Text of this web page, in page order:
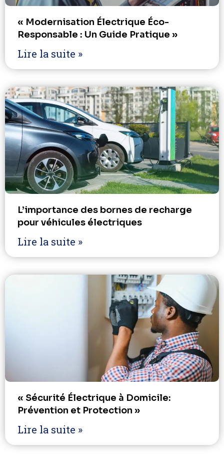
« Modernisation Électrique Éco-
Responsable : Un Guide Pratique »
Lire la suite »
L’importance des bornes de recharge
pour véhicules électriques
Lire la suite »
« Sécurité Électrique à Domicile:
Prévention et Protection »
Lire la suite »